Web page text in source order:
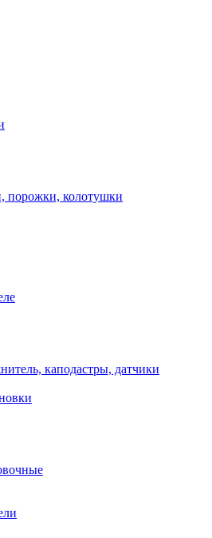
порожки, колотушки
каподастры, датчики